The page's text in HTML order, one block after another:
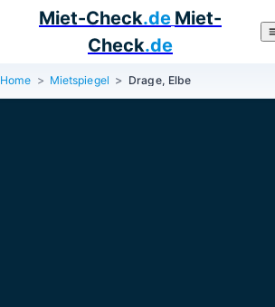
Miet-Check.de Miet-
Check.de
Home Mietspiegel Drage, Elbe